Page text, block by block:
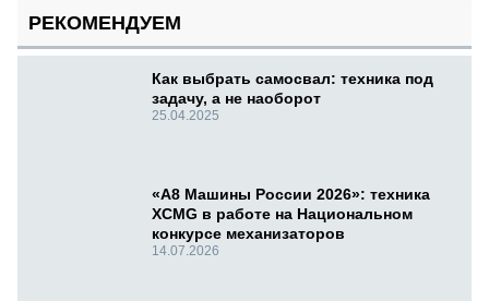
РЕКОМЕНДУЕМ
Как выбрать самосвал: техника под
задачу, а не наоборот
25.04.2025
«А8 Машины России 2026»: техника
XCMG в работе на Национальном
конкурсе механизаторов
14.07.2026